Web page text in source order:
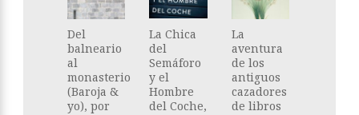
Del
balneario
al
monasterio
(Baroja &
yo), por
La Chica
del
Semáforo
y el
Hombre
del Coche,
La
aventura
de los
antiguos
cazadores
de libros